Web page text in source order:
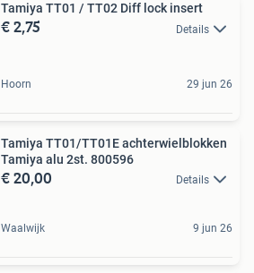
Tamiya TT01 / TT02 Diff lock insert
€ 2,75 Details
Hoorn 29 jun 26
Tamiya TT01/TT01E achterwielblokken
Tamiya alu 2st. 800596
€ 20,00 Details
Waalwijk 9 jun 26